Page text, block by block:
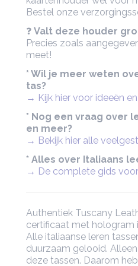
Bestel onze
❓ Valt deze houder
Precies zoals
meet!
* Wil je meer weten
tas?
→ Kijk hier voor ideeën
* Nog een vraag over
en meer?
→ Bekijk hier alle
* Alles over Italiaans
→ De complete gids
Authentiek Tuscany
certificaat met hologram
Alle italiaanse leren
duurzaam gelooid.
deze tassen. Daarom